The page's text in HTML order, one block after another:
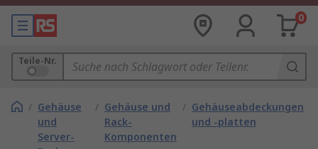
0
Teile-Nr.
/ Gehäuse
und
Server-
/ Gehäuse und
Rack-
Komponenten
/ Gehäuseabdeckungen
und -platten